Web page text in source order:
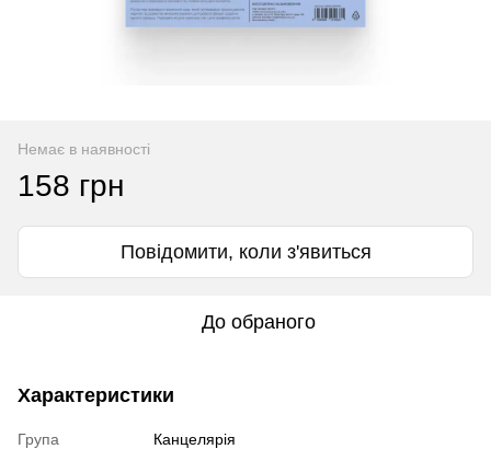
Немає в наявності
158 грн
Повідомити, коли з'явиться
До обраного
Характеристики
Група
Канцелярія